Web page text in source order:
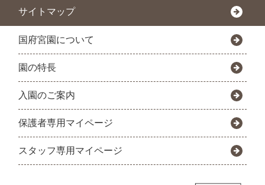
サイトマップ
国府宮園について
園の特長
入園のご案内
保護者専用マイページ
スタッフ専用マイページ